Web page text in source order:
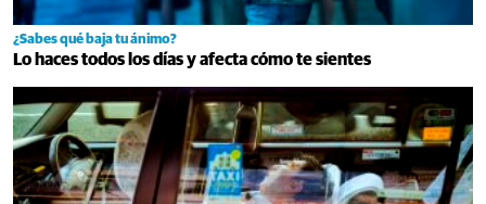
¿Sabes qué baja tu ánimo?
Lo haces todos los días y afecta cómo te sientes